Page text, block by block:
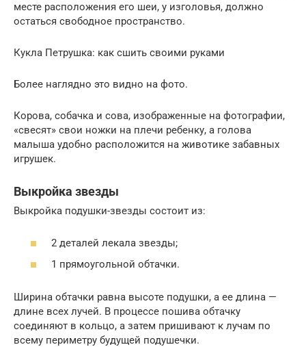
месте расположения его шеи, у изголовья, должно
остаться свободное пространство.
Кукла Петрушка: как сшить своими руками
Более наглядно это видно на фото.
Корова, собачка и сова, изображенные на фотографии,
«свесят» свои ножки на плечи ребенку, а голова
малыша удобно расположится на животике забавных
игрушек.
Выкройка звезды
Выкройка подушки-звезды состоит из:
2 деталей лекала звезды;
1 прямоугольной обтачки.
Ширина обтачки равна высоте подушки, а ее длина —
длине всех лучей. В процессе пошива обтачку
соединяют в кольцо, а затем пришивают к лучам по
всему периметру будущей подушечки.